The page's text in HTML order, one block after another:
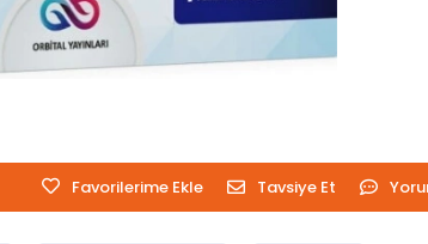
Favorilerime Ekle Tavsiye Et